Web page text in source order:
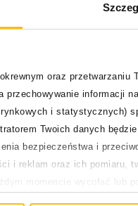
oraz
przechowywanie informacji
i statystycznych)
Twoich danych
bezpieczeństwa i
i reklam oraz ich pomiaru,